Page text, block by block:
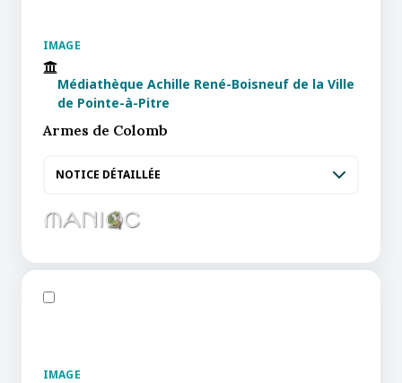
IMAGE
Médiathèque Achille René-Boisneuf de la Ville
de Pointe-à-Pitre
Armes de Colomb
NOTICE DÉTAILLÉE
IMAGE